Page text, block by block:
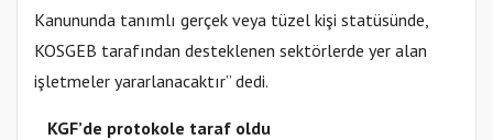
Kanununda tanımlı gerçek veya tüzel kişi statüsünde,
KOSGEB tarafından desteklenen sektörlerde yer alan
işletmeler yararlanacaktır” dedi.
KGF’de protokole taraf oldu